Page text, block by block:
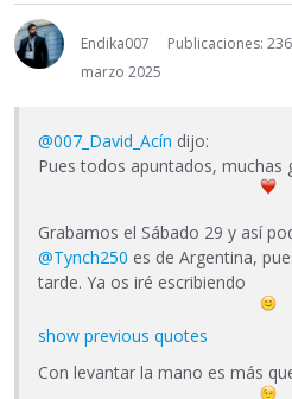
Endika007
Publicaciones: 236
marzo 2025
@007_David_Acín dijo:
Pues todos apuntados, muchas
Grabamos el Sábado 29 y así
@Tynch250 es de Argentina,
tarde. Ya os iré escribiendo
show previous quotes
Con levantar la mano es más